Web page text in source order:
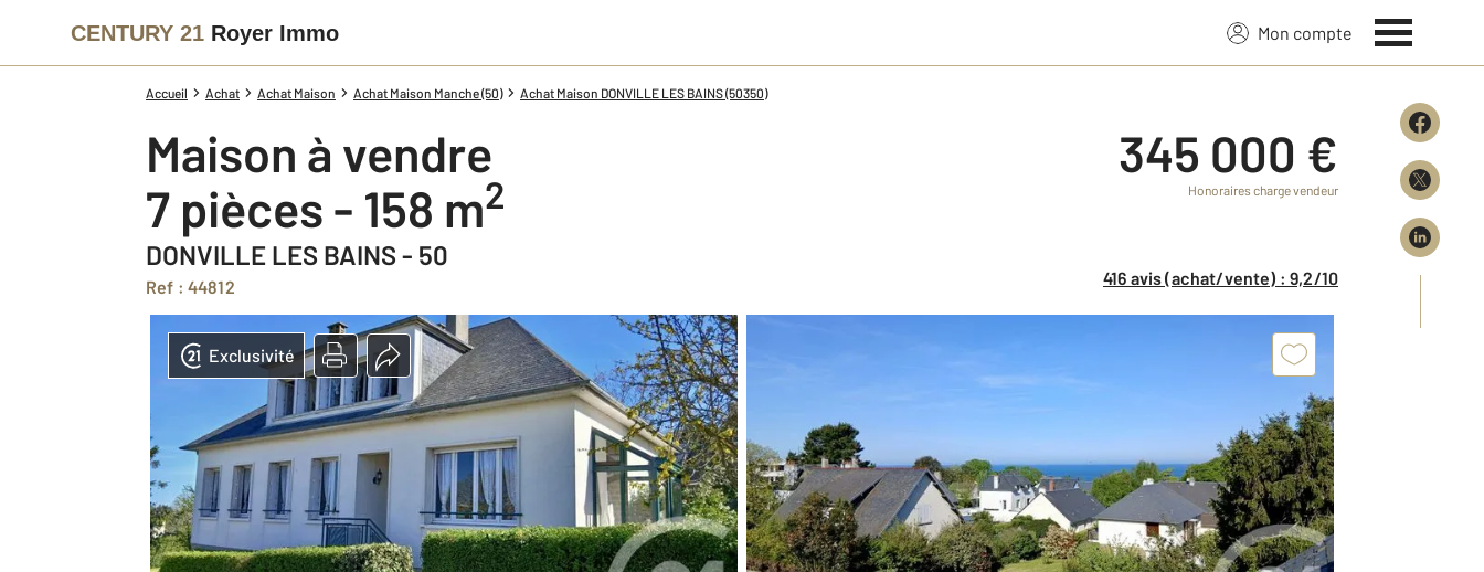
CENTURY 21 Royer Immo Mon compte
Accueil Achat Achat Maison Achat Maison Manche (50) Achat Maison DONVILLE LES BAINS (50350)
Maison à vendre
7 pièces - 158 m2
DONVILLE LES BAINS - 50
Ref : 44812
345 000 €
Honoraires charge vendeur
416 avis (achat/vente) : 9,2/10
Exclusivité